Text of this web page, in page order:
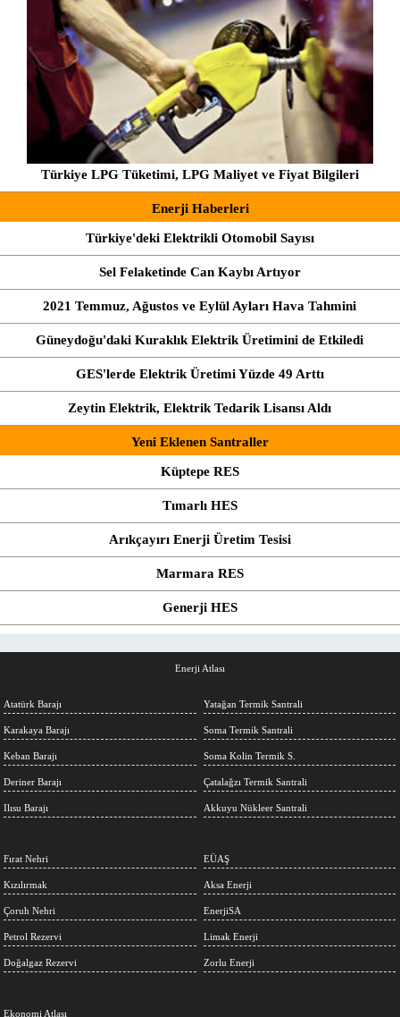
Türkiye LPG Tüketimi, LPG Maliyet ve Fiyat Bilgileri
Enerji Haberleri
Türkiye'deki Elektrikli Otomobil Sayısı
Sel Felaketinde Can Kaybı Artıyor
2021 Temmuz, Ağustos ve Eylül Ayları Hava Tahmini
Güneydoğu'daki Kuraklık Elektrik Üretimini de Etkiledi
GES'lerde Elektrik Üretimi Yüzde 49 Arttı
Zeytin Elektrik, Elektrik Tedarik Lisansı Aldı
Yeni Eklenen Santraller
Küptepe RES
Tımarlı HES
Arıkçayırı Enerji Üretim Tesisi
Marmara RES
Generji HES
Enerji Atlası
Atatürk Barajı
Karakaya Barajı
Keban Barajı
Deriner Barajı
Ilısu Barajı
Yatağan Termik Santrali
Soma Termik Santrali
Soma Kolin Termik S.
Çatalağzı Termik Santrali
Akkuyu Nükleer Santrali
Fırat Nehri
Kızılırmak
Çoruh Nehri
Petrol Rezervi
Doğalgaz Rezervi
EÜAŞ
Aksa Enerji
EnerjiSA
Limak Enerji
Zorlu Enerji
Ekonomi Atlası